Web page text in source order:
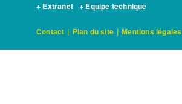
+ Extranet + Equipe technique
Contact | Plan du site | Mentions légales